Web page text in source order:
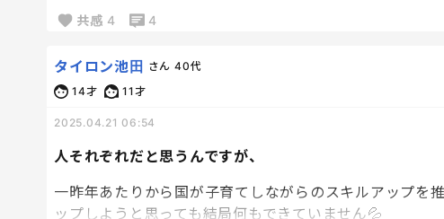
そう思うようになってからはサルのパパ活以外は何も気
ムカつくときはムカつくんだけどね！
2歳児でもわかるか～この背徳飯のうまさが～笑
気持ちだけのブロッコリーは添えた。笑
にしても眠い。春だからかな～😂
共感 4 4
人それぞれだと思うんですが、
タイロン池田 さん 40代
14才
11才
2025.04.21 06:54
一昨年あたりから国が子育てしながらのスキルアップを
ップしようと思っても結局何もできていません💦